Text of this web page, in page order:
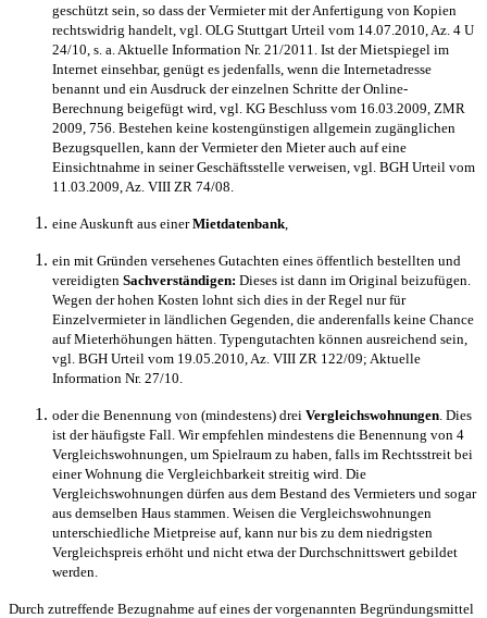
geschützt sein, so dass der Vermieter mit der Anfertigung von Kopien
rechtswidrig handelt, vgl. OLG Stuttgart Urteil vom 14.07.2010, Az. 4 U
24/10, s. a. Aktuelle Information Nr. 21/2011. Ist der Mietspiegel im
Internet einsehbar, genügt es jedenfalls, wenn die Internetadresse
benannt und ein Ausdruck der einzelnen Schritte der Online-
Berechnung beigefügt wird, vgl. KG Beschluss vom 16.03.2009, ZMR
2009, 756. Bestehen keine kostengünstigen allgemein zugänglichen
Bezugsquellen, kann der Vermieter den Mieter auch auf eine
Einsichtnahme in seiner Geschäftsstelle verweisen, vgl. BGH Urteil vom
11.03.2009, Az. VIII ZR 74/08.
eine Auskunft aus einerMietdatenbank
ein mit Gründen versehenes Gutachten eines öffentlich bestellten und
vereidigten Sachverständigen: Dieses ist dann im Original beizufügen.
Wegen der hohen Kosten lohnt sich dies in der Regel nur für
Einzelvermieter in ländlichen Gegenden, die anderenfalls keine Chance
auf Mieterhöhungen hätten. Typengutachten können ausreichend sein,
vgl. BGH Urteil vom 19.05.2010, Az. VIII ZR 122/09; Aktuelle
Information Nr. 27/10.
oder die Benennung von (mindestens) drei Vergleichswohnungen . Dies
ist der häufigste Fall. Wir empfehlen mindestens die Benennung von 4
Vergleichswohnungen, um Spielraum zu haben, falls im Rechtsstreit bei
einer Wohnung die Vergleichbarkeit streitig wird. Die
Vergleichswohnungen dürfen aus dem Bestand des Vermieters und sogar
aus demselben Haus stammen. Weisen die Vergleichswohnungen
unterschiedliche Mietpreise auf, kann nur bis zu dem niedrigsten
Vergleichspreis erhöht und nicht etwa der Durchschnittswert gebildet
werden.
Durch zutreffende Bezugnahme auf eines der vorgenannten Begründungsmittel